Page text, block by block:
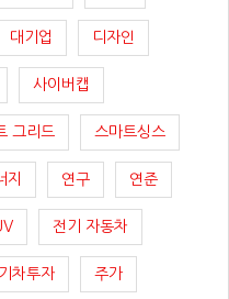
대기업 디자인
사이버캡
그리드 스마트싱스
지 연구 연준
전기 자동차
차투자 주가